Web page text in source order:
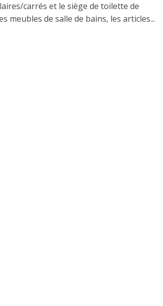
carrés et le siège de toilette de
meubles de salle de bains, les articles...